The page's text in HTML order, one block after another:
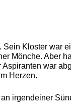
Kloster war
Mönche. Aber
war
Herzen.
irgendeiner